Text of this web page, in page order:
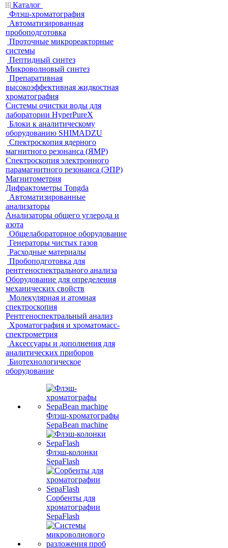
Каталог
Флэш-хроматография
Автоматизированная
пробоподготовка
Проточные микрореакторные
системы
Пептидный синтез
Микроволновый синтез
Препаративная
высокоэффективная жидкостная
хроматография
Системы очистки воды для
лаборатории HyperPureX
Блоки к аналитическому
оборудованию SHIMADZU
Спектроскопия ядерного
магнитного резонанса (ЯМР)
Спектроскопия электронного
парамагнитного резонанса (ЭПР)
Магнитометрия
Дифрактометры Tongda
Автоматизированные
анализаторы
Анализаторы общего углерода и
азота
Общелабораторное оборудование
Генераторы чистых газов
Расходные материалы
Пробоподготовка для
рентгеноспектрального анализа
Оборудование для определения
механических свойств
Молекулярная и атомная
спектроскопия
Рентгеноспектральный анализ
Хроматография и хроматомасс-
спектрометрия
Аксессуары и дополнения для
аналитических приборов
Биотехнологическое
оборудование
Флэш-хроматографы
SepaBean machine
Флэш-колонки
SepaFlash
Сорбенты для
хроматографии
SepaFlash